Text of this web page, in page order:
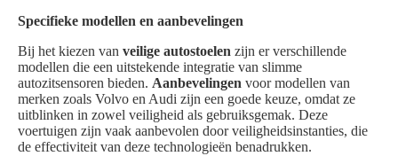
Specifieke modellen en aanbevelingen
Bij het kiezen van veilige autostoelen zijn er verschillende
modellen die een uitstekende integratie van slimme
autozitsensoren bieden. Aanbevelingen voor modellen van
merken zoals Volvo en Audi zijn een goede keuze, omdat ze
uitblinken in zowel veiligheid als gebruiksgemak. Deze
voertuigen zijn vaak aanbevolen door veiligheidsinstanties, die
de effectiviteit van deze technologieën benadrukken.